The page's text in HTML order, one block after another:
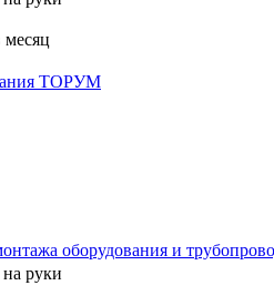
ТОРУМ
оборудования и
на руки